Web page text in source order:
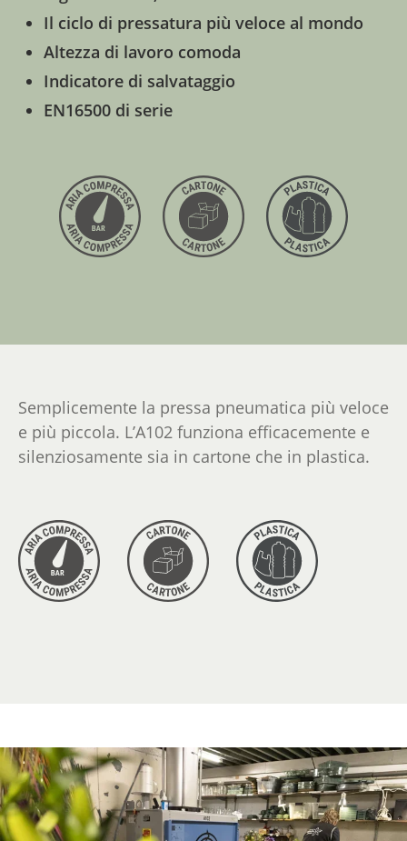
Il ciclo di pressatura più veloce al mondo
Altezza di lavoro comoda
Indicatore di salvataggio
EN16500 di serie
Semplicemente la pressa pneumatica più veloce
e più piccola. L’A102 funziona efficacemente e
silenziosamente sia in cartone che in plastica.